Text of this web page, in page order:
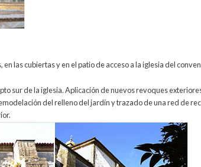
las cubiertas y en el patio de acceso a la iglesia del
sur de la iglesia. Aplicación de nuevos revoques
del relleno del jardín y trazado de una red de